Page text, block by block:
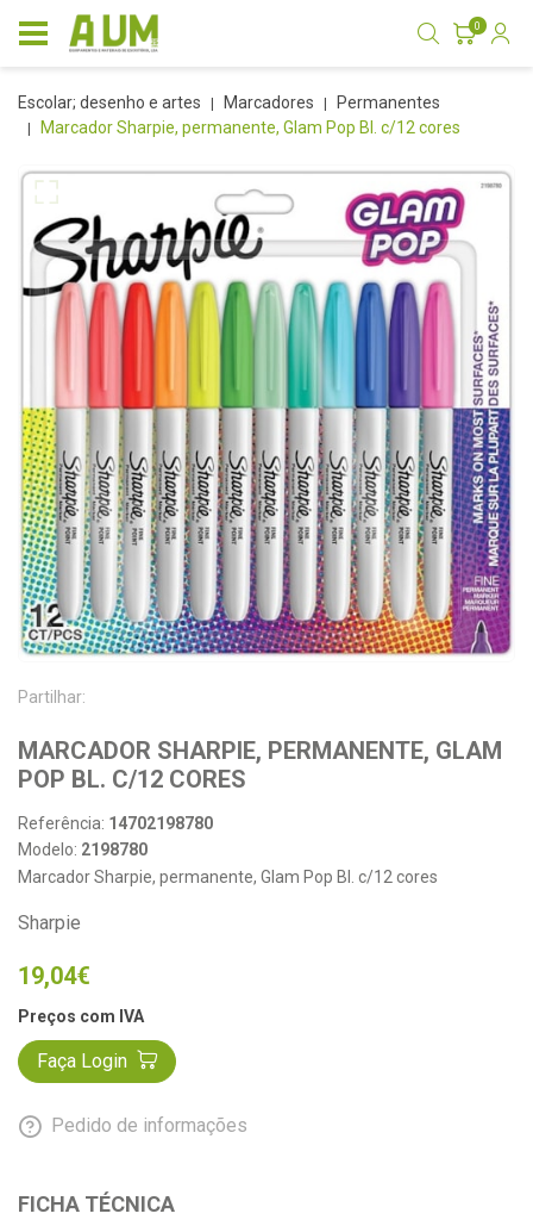
0
escolar; desenho e artes marcadores
permanentes
Marcador Sharpie, permanente, Glam Pop Bl. c/12 cores
Partilhar:
MARCADOR SHARPIE, PERMANENTE, GLAM
POP BL. C/12 CORES
Referência: 14702198780
Modelo: 2198780
Marcador Sharpie, permanente, Glam Pop Bl. c/12 cores
Sharpie
19,04€
Preços com IVA
Faça Login
Pedido de informações
FICHA TÉCNICA